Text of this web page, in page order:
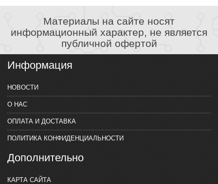
Материалы на сайте носят
информационный характер, не является
публичной офертой
Информация
НОВОСТИ
О НАС
ОПЛАТА И ДОСТАВКА
ПОЛИТИКА КОНФИДЕНЦИАЛЬНОСТИ
Дополнительно
КАРТА САЙТА